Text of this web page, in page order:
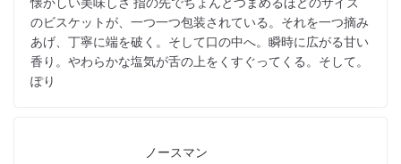
のビスケットが、一つ一つ包装されている。それを一つ摘み
あげ、丁寧に端を破く。そして口の中へ。瞬時に広がる甘い
香り。やわらかな塩気が舌の上をくすぐってくる。そして。
ぽり
ノースマン